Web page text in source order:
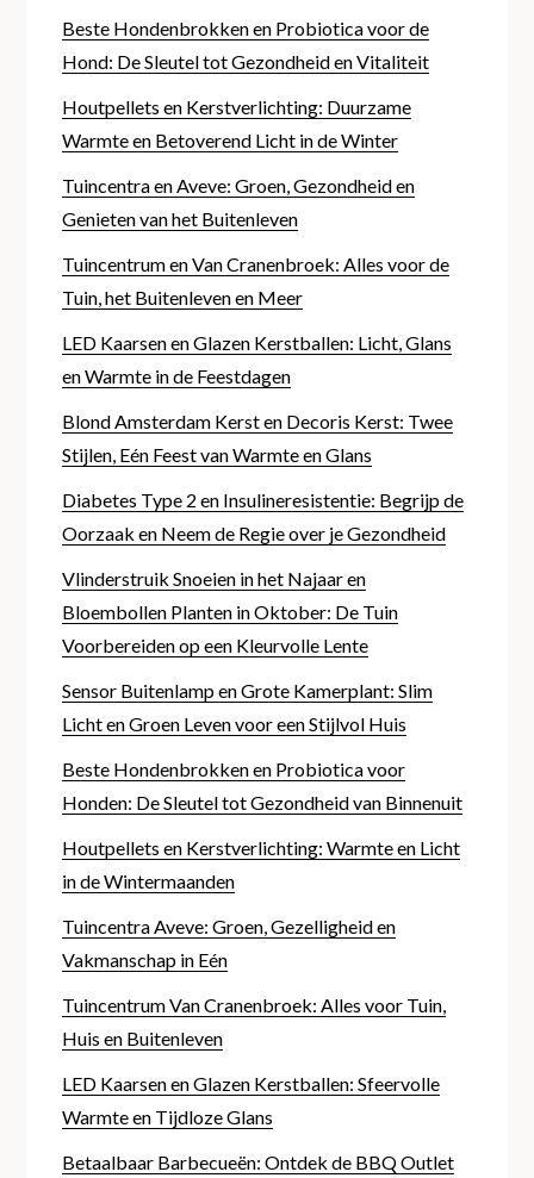
Beste Hondenbrokken en Probiotica voor de
Hond: De Sleutel tot Gezondheid en Vitaliteit
Houtpellets en Kerstverlichting: Duurzame
Warmte en Betoverend Licht in de Winter
Tuincentra en Aveve: Groen, Gezondheid en
Genieten van het Buitenleven
Tuincentrum en Van Cranenbroek: Alles voor de
Tuin, het Buitenleven en Meer
LED Kaarsen en Glazen Kerstballen: Licht, Glans
en Warmte in de Feestdagen
Blond Amsterdam Kerst en Decoris Kerst: Twee
Stijlen, Eén Feest van Warmte en Glans
Diabetes Type 2 en Insulineresistentie: Begrijp de
Oorzaak en Neem de Regie over je Gezondheid
Vlinderstruik Snoeien in het Najaar en
Bloembollen Planten in Oktober: De Tuin
Voorbereiden op een Kleurvolle Lente
Sensor Buitenlamp en Grote Kamerplant: Slim
Licht en Groen Leven voor een Stijlvol Huis
Beste Hondenbrokken en Probiotica voor
Honden: De Sleutel tot Gezondheid van Binnenuit
Houtpellets en Kerstverlichting: Warmte en Licht
in de Wintermaanden
Tuincentra Aveve: Groen, Gezelligheid en
Vakmanschap in Eén
Tuincentrum Van Cranenbroek: Alles voor Tuin,
Huis en Buitenleven
LED Kaarsen en Glazen Kerstballen: Sfeervolle
Warmte en Tijdloze Glans
Betaalbaar Barbecueën: Ontdek de BBQ Outlet